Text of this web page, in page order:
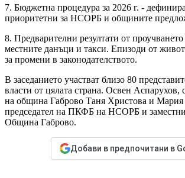
7. Бюджетна процедура за 2026 г. -
приоритетни за НСОРБ и общините
8. Предварителни резултати от проучването
местните данъци и такси. Епизоди от
за промени в законодателството.
В заседанието участват близо 80
власти от цялата страна. Освен Аспарухов,
на община Габрово Таня Христова и Мария
председател на ПКФБ на НСОРБ и
Община Габрово.
Добави в предпочитани в